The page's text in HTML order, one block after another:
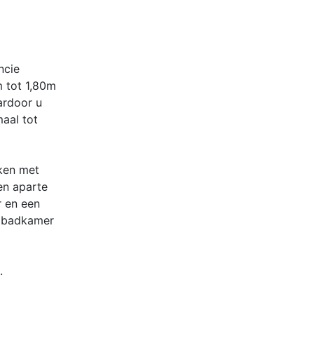
tot 1,80m
u
tot
met
aparte
en een
.